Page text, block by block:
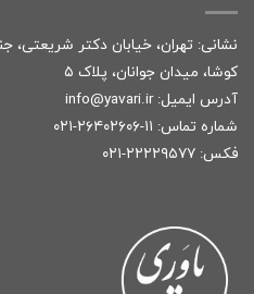
کوشا، میدان جوانان، پلاک ۵
آدرس ایمیل: info@yavari.ir
شماره تماس: ۱۱-۲۶۴۰۲۶۰۶-۰۲۱
فکس: ۲۲۲۲۹۵۷۷-۰۲۱